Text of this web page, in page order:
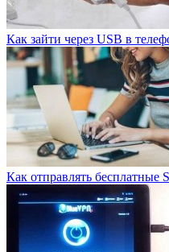
Как зайти через USB в
Как отправлять бесплатные